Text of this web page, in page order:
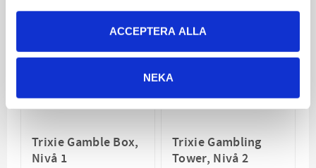
ACCEPTERA ALLA
NEKA
Trixie Gamble Box,
Nivå 1
Trixie Gambling
Tower, Nivå 2